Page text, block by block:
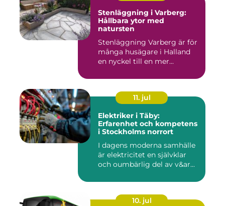
Stenläggning i Varberg:
Hållbara ytor med
natursten
Stenläggning Varberg är för
många husägare i Halland
en nyckel till en mer...
11. jul
Elektriker i Täby:
Erfarenhet och kompetens
i Stockholms norrort
I dagens moderna samhälle
är elektricitet en självklar
och oumbärlig del av v&ar...
10. jul